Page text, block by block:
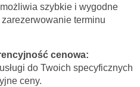
szybkie i wygodne
terminu
cenowa:
do Twoich specyficznych
ceny.